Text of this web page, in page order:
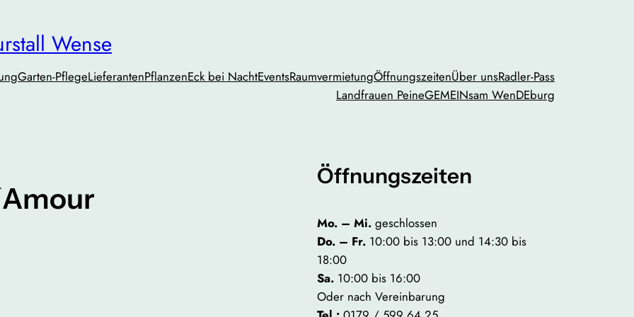
Wense
Garten-PflegeLieferantenPflanzenEck bei NachtEventsRaumvermietungÖffnungszeitenÜber unsRadler-Pass
Landfrauen PeineGEMEINsam WenDEburg
Öffnungszeiten
Mo. – Mi. geschlossen
Do. – Fr. 10:00 bis 13:00 und 14:30 bis
18:00
Sa. 10:00 bis 16:00
Oder nach Vereinbarung